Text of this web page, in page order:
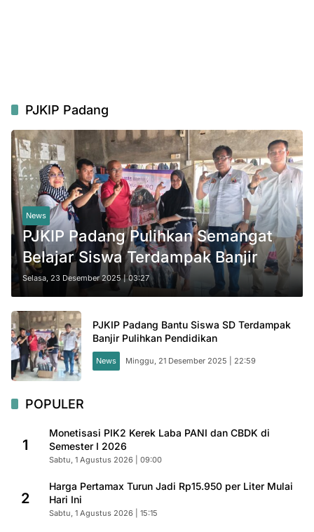
PJKIP Padang
News
PJKIP Padang Pulihkan Semangat
Belajar Siswa Terdampak Banjir
Selasa, 23 Desember 2025 | 03:27
PJKIP Padang Bantu Siswa SD Terdampak
Banjir Pulihkan Pendidikan
News Minggu, 21 Desember 2025 | 22:59
POPULER
1
Monetisasi PIK2 Kerek Laba PANI dan CBDK di
Semester I 2026
Sabtu, 1 Agustus 2026 | 09:00
2
Harga Pertamax Turun Jadi Rp15.950 per Liter Mulai
Hari Ini
Sabtu, 1 Agustus 2026 | 15:15